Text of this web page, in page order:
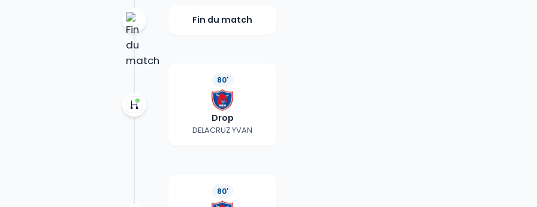
Fin du match
80'
Drop
DELACRUZ YVAN
80'